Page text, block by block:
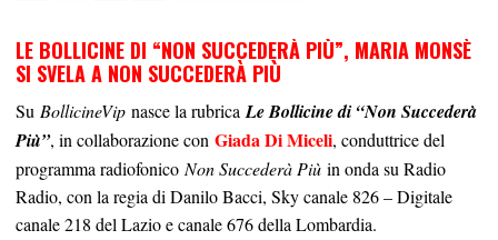
LE BOLLICINE DI “NON SUCCEDERÀ PIÙ”, MARIA MONSÈ
SI SVELA A NON SUCCEDERÀ PIÙ
Su BollicineVip nasce la rubricaLe Bollicine di “Non Succederà
Più”, in collaborazione con Giada Di Miceli, conduttrice del
programma radiofonicoNon Succederà Più in onda su Radio
Radio, con la regia di Danilo Bacci, Sky canale 826 – Digitale
canale 218 del Lazio e canale 676 della Lombardia.